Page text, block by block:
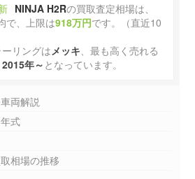
NINJA H2Rの買取査定相場は、
で、上限は918万円です。（直近10
リングは メッキ 、最も高く売れる
2015年～ となっています。
両解説
式
相場の推移